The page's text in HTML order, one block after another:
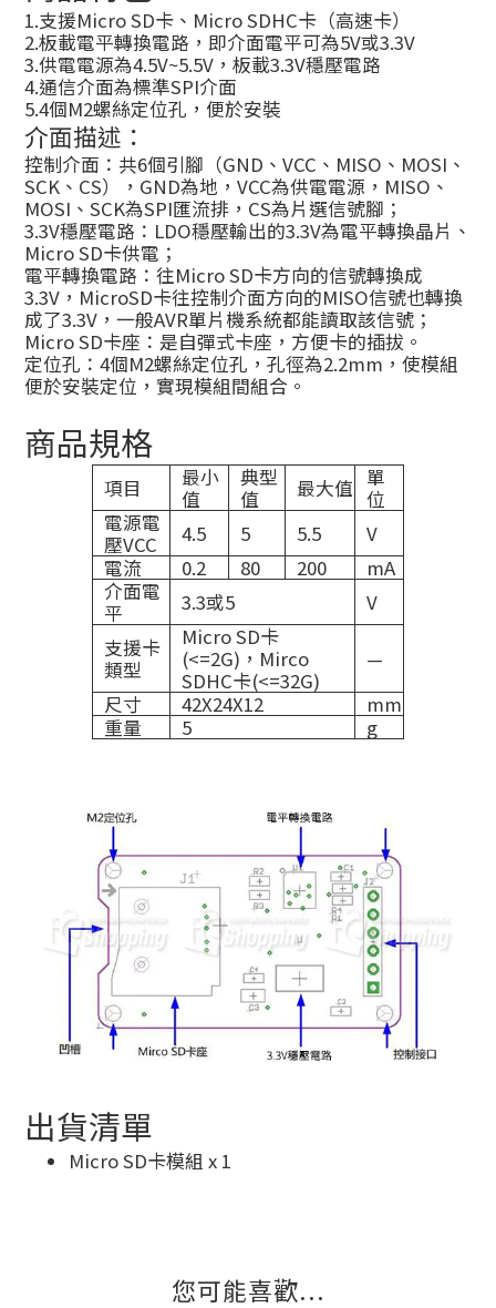
1.支援Micro SD卡、Micro SDHC卡（高速卡）
2.板載電平轉換電路，即介面電平可為5V或3.3V
3.供電電源為4.5V~5.5V，板載3.3V穩壓電路
4.通信介面為標準SPI介面
5.4個M2螺絲定位孔，便於安裝
介面描述：
控制介面：共6個引腳（GND、VCC、MISO、MOSI、
SCK、CS），GND為地，VCC為供電電源，MISO、
MOSI、SCK為SPI匯流排，CS為片選信號腳；
3.3V穩壓電路：LDO穩壓輸出的3.3V為電平轉換晶片、
Micro SD卡供電；
電平轉換電路：往Micro SD卡方向的信號轉換成
3.3V，MicroSD卡往控制介面方向的MISO信號也轉換
成了3.3V，一般AVR單片機系統都能讀取該信號；
Micro SD卡座：是自彈式卡座，方便卡的插拔。
定位孔：4個M2螺絲定位孔，孔徑為2.2mm，使模組
便於安裝定位，實現模組間組合。
商品規格
項目
最小
值
典型
值
最大值 單
位
電源電
壓VCC
4.5 5 5.5
V
電流
0.2 80 200
mA
介面電
平
3.3或5
V
支援卡
類型
Micro SD卡
(<=2G)，Mirco
SDHC卡(<=32G)
—
尺寸
42X24X12
mm
重量
5 g
出貨清單
Micro SD卡模組 x 1
您可能喜歡...